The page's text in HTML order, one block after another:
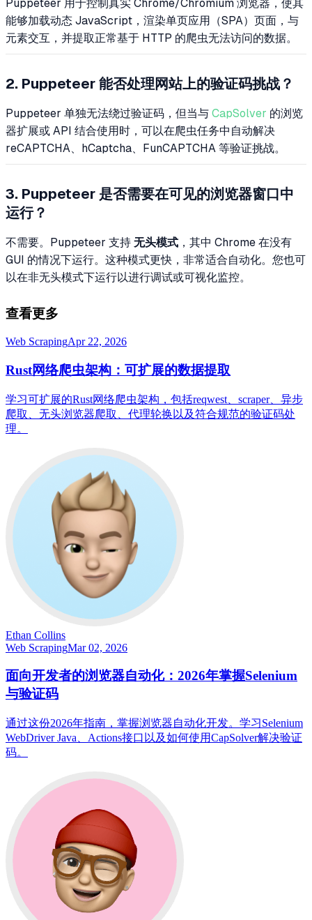
Puppeteer 用于控制真实 Chrome/Chromium 浏览器，使其
能够加载动态 JavaScript，渲染单页应用（SPA）页面，与
元素交互，并提取正常基于 HTTP 的爬虫无法访问的数据。
2. Puppeteer 能否处理网站上的验证码挑战？
Puppeteer 单独无法绕过验证码，但当与 CapSolver 的浏览
器扩展或 API 结合使用时，可以在爬虫任务中自动解决
reCAPTCHA、hCaptcha、FunCAPTCHA 等验证挑战。
3. Puppeteer 是否需要在可见的浏览器窗口中
运行？
不需要。Puppeteer 支持 无头模式 ，其中 Chrome 在没有
GUI 的情况下运行。这种模式更快，非常适合自动化。您也可
以在非无头模式下运行以进行调试或可视化监控。
查看更多
Web ScrapingApr 22, 2026
Rust网络爬虫架构：可扩展的数据提取
学习可扩展的Rust网络爬虫架构，包括reqwest、scraper、异步
爬取、无头浏览器爬取、代理轮换以及符合规范的验证码处
理。
Ethan Collins
Web ScrapingMar 02, 2026
面向开发者的浏览器自动化：2026年掌握Selenium
与验证码
通过这份2026年指南，掌握浏览器自动化开发。学习Selenium
WebDriver Java、Actions接口以及如何使用CapSolver解决验证
码。